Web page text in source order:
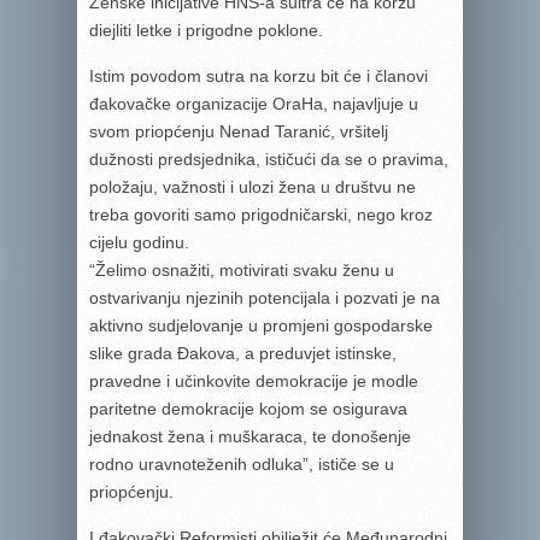
diejliti letke i prigodne poklone.
Istim povodom sutra na korzu bit će i članovi
đakovačke organizacije OraHa, najavljuje u
svom priopćenju Nenad Taranić, vršitelj
dužnosti predsjednika, ističući da se o pravima,
položaju, važnosti i ulozi žena u društvu ne
treba govoriti samo prigodničarski, nego kroz
cijelu godinu.
“Želimo osnažiti, motivirati svaku ženu u
ostvarivanju njezinih potencijala i pozvati je na
aktivno sudjelovanje u promjeni gospodarske
slike grada Đakova, a preduvjet istinske,
pravedne i učinkovite demokracije je modle
paritetne demokracije kojom se osigurava
jednakost žena i muškaraca, te donošenje
rodno uravnoteženih odluka”, ističe se u
priopćenju.